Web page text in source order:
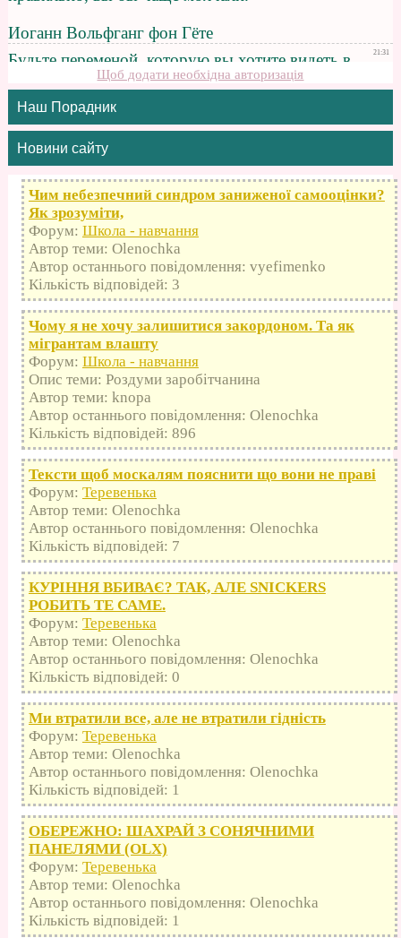
Щоб додати необхідна авторизація
Наш Порадник
Новини сайту
Чим небезпечний синдром заниженої самооцінки?
Як зрозуміти,
Форум: Школа - навчання
Автор теми: Olenochka
Автор останнього повідомлення: vyefimenko
Кількість відповідей: 3
Чому я не хочу залишитися закордоном. Та як
мігрантам влашту
Форум: Школа - навчання
Опис теми: Роздуми заробітчанина
Автор теми: knopa
Автор останнього повідомлення: Olenochka
Кількість відповідей: 896
Тексти щоб москалям пояснити що вони не праві
Форум: Теревенька
Автор теми: Olenochka
Автор останнього повідомлення: Olenochka
Кількість відповідей: 7
КУРІННЯ ВБИВАЄ? ТАК, АЛЕ SNICKERS
РОБИТЬ ТЕ САМЕ.
Форум: Теревенька
Автор теми: Olenochka
Автор останнього повідомлення: Olenochka
Кількість відповідей: 0
Ми втратили все, але не втратили гідність
Форум: Теревенька
Автор теми: Olenochka
Автор останнього повідомлення: Olenochka
Кількість відповідей: 1
ОБЕРЕЖНО: ШАХРАЙ З СОНЯЧНИМИ
ПАНЕЛЯМИ (OLX)
Форум: Теревенька
Автор теми: Olenochka
Автор останнього повідомлення: Olenochka
Кількість відповідей: 1